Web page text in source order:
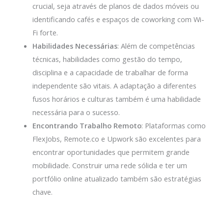
crucial, seja através de planos de dados móveis ou
identificando cafés e espaços de coworking com Wi-
Fi forte.
Habilidades Necessárias: Além de competências
técnicas, habilidades como gestão do tempo,
disciplina e a capacidade de trabalhar de forma
independente são vitais. A adaptação a diferentes
fusos horários e culturas também é uma habilidade
necessária para o sucesso.
Encontrando Trabalho Remoto: Plataformas como
FlexJobs, Remote.co e Upwork são excelentes para
encontrar oportunidades que permitem grande
mobilidade. Construir uma rede sólida e ter um
portfólio online atualizado também são estratégias
chave.